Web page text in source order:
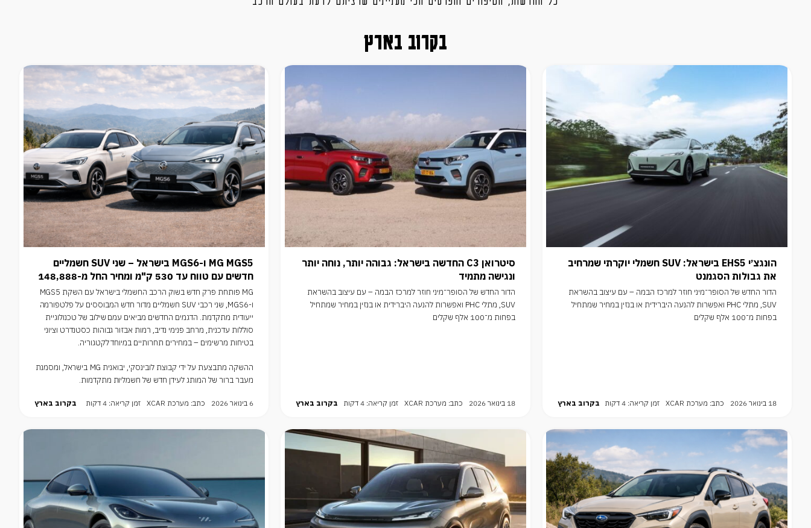
בקרוב בארץ
הונגצ׳י EHS5 בישראל: SUV חשמלי יוקרתי שמרחיב
את גבולות הסגמנט
הדור החדש של הסופר־מיני חוזר למרכז הבמה – עם עיצוב בהשראת
SUV, מתלי PHC ואפשרות להנעה היברידית או בנזין במחיר שמתחיל
בפחות מ־100 אלף שקלים
18 בינואר 2026 כתב: מערכת XCAR זמן קריאה: 4 דקות בקרוב בארץ
סיטרואן C3 החדשה בישראל: גבוהה יותר, נוחה יותר
ונגישה מתמיד
הדור החדש של הסופר־מיני חוזר למרכז הבמה – עם עיצוב בהשראת
SUV, מתלי PHC ואפשרות להנעה היברידית או בנזין במחיר שמתחיל
בפחות מ־100 אלף שקלים
18 בינואר 2026 כתב: מערכת XCAR זמן קריאה: 4 דקות בקרוב בארץ
MG MGS5 ו-MGS6 בישראל – שני SUV חשמליים
חדשים עם טווח עד 530 ק"מ ומחיר החל מ-148,888 ₪
MG פותחת פרק חדש בשוק הרכב החשמלי בישראל עם השקת MGS5
ו-MGS6, שני רכבי SUV חשמליים מדור חדש המבוססים על פלטפורמה
ייעודית מתקדמת. הדגמים החדשים מביאים עמם שילוב של טכנולוגיית
סוללות עדכנית, מרחב פנימי נדיב, רמות אבזור גבוהות כסטנדרט וציוני
בטיחות מרשימים – במחירים תחרותיים במיוחד לקטגוריה.
ההשקה מתבצעת על ידי קבוצת לובינסקי, יבואנית MG בישראל, ומסמנת
מעבר ברור של המותג לעידן חדש של חשמליות מתקדמות.
6 בינואר 2026 כתב: מערכת XCAR זמן קריאה: 4 דקות בקרוב בארץ